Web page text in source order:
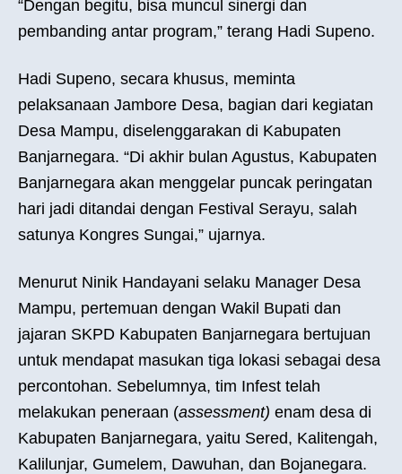
“Dengan begitu, bisa muncul sinergi dan
pembanding antar program,” terang Hadi Supeno.
Hadi Supeno, secara khusus, meminta
pelaksanaan Jambore Desa, bagian dari kegiatan
Desa Mampu, diselenggarakan di Kabupaten
Banjarnegara. “Di akhir bulan Agustus, Kabupaten
Banjarnegara akan menggelar puncak peringatan
hari jadi ditandai dengan Festival Serayu, salah
satunya Kongres Sungai,” ujarnya.
Menurut Ninik Handayani selaku Manager Desa
Mampu, pertemuan dengan Wakil Bupati dan
jajaran SKPD Kabupaten Banjarnegara bertujuan
untuk mendapat masukan tiga lokasi sebagai desa
percontohan. Sebelumnya, tim Infest telah
melakukan peneraan (assessment) enam desa di
Kabupaten Banjarnegara, yaitu Sered, Kalitengah,
Kalilunjar, Gumelem, Dawuhan, dan Bojanegara.